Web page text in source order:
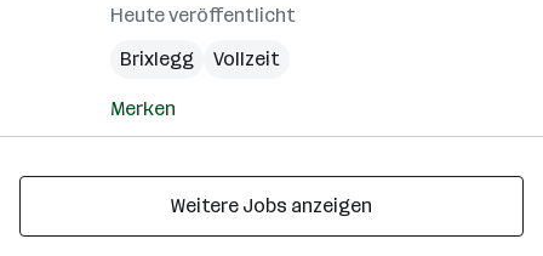
Heute veröffentlicht
Brixlegg
Vollzeit
Merken
Weitere Jobs anzeigen